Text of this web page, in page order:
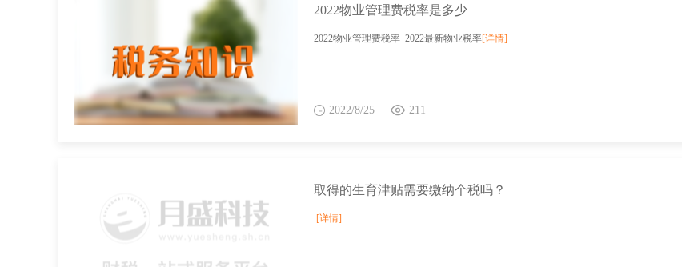
2022物业管理费税率是多少
2022物业管理费税率 2022最新物业税率[详情]
2022/8/25 211
取得的生育津贴需要缴纳个税吗？
[详情]